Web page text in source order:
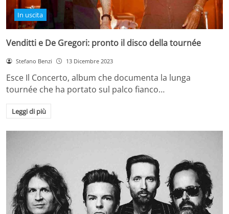
In uscita
Venditti e De Gregori: pronto il disco della tournée
Stefano Benzi 13 Dicembre 2023
Esce Il Concerto, album che documenta la lunga
tournée che ha portato sul palco fianco…
Leggi di più